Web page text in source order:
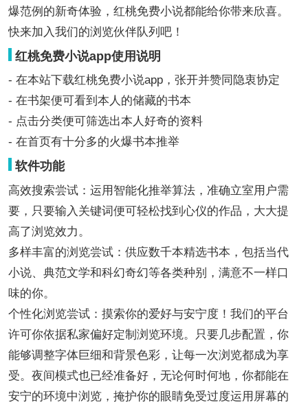
爆范例的新奇体验，红桃免费小说都能给你带来欣喜。
快来加入我们的浏览伙伴队列吧！
红桃免费小说app使用说明
- 在本站下载红桃免费小说app，张开并赞同隐衷协定
- 在书架便可看到本人的储藏的书本
- 点击分类便可筛选出本人好奇的资料
- 在首页有十分多的火爆书本推举
软件功能
高效搜索尝试：运用智能化推举算法，准确立室用户需
要，只要输入关键词便可轻松找到心仪的作品，大大提
高了浏览效力。
多样丰富的浏览尝试：供应数千本精选书本，包括当代
小说、典范文学和科幻奇幻等各类种别，满意不一样口
味的你。
个性化浏览尝试：摸索你的爱好与安宁度！我们的平台
许可你依据私家偏好定制浏览环境。只要几步配置，你
能够调整字体巨细和背景色彩，让每一次浏览都成为享
受。夜间模式也已经准备好，无论何时何地，你都能在
安宁的环境中浏览，掩护你的眼睛免受过度运用屏幕的